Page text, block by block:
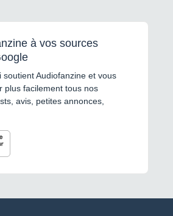
à vos sources
soutient Audiofanzine et vous
plus facilement tous nos
avis, petites annonces,